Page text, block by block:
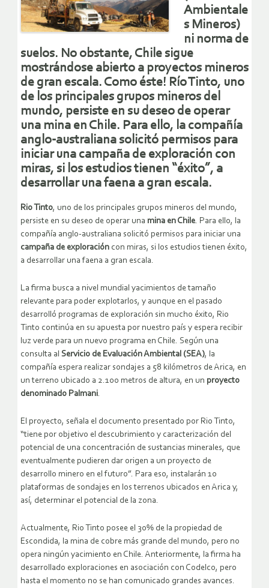
Ambientale
s Mineros)
ni norma de
suelos. No obstante, Chile sigue
mostrándose abierto a proyectos mineros
de gran escala. Como éste! Río Tinto, uno
de los principales grupos mineros del
mundo, persiste en su deseo de operar
una mina en Chile. Para ello, la compañía
anglo-australiana solicitó permisos para
iniciar una campaña de exploración con
miras, si los estudios tienen “éxito”, a
desarrollar una faena a gran escala.
Rio Tinto, uno de los principales grupos mineros del mundo,
persiste en su deseo de operar una mina en Chile. Para ello, la
compañía anglo-australiana solicitó permisos para iniciar una
campaña de exploración con miras, si los estudios tienen éxito,
a desarrollar una faena a gran escala.
La firma busca a nivel mundial yacimientos de tamaño
relevante para poder explotarlos, y aunque en el pasado
desarrolló programas de exploración sin mucho éxito, Rio
Tinto continúa en su apuesta por nuestro país y espera recibir
luz verde para un nuevo programa en Chile. Según una
consulta al Servicio de Evaluación Ambiental (SEA), la
compañía espera realizar sondajes a 58 kilómetros de Arica, en
un terreno ubicado a 2.100 metros de altura, en un proyecto
denominado Palmani.
El proyecto, señala el documento presentado por Rio Tinto,
“tiene por objetivo el descubrimiento y caracterización del
potencial de una concentración de sustancias minerales, que
eventualmente pudieren dar origen a un proyecto de
desarrollo minero en el futuro”. Para eso, instalarán 10
plataformas de sondajes en los terrenos ubicados en Arica y,
así, determinar el potencial de la zona.
Actualmente, Rio Tinto posee el 30% de la propiedad de
Escondida, la mina de cobre más grande del mundo, pero no
opera ningún yacimiento en Chile. Anteriormente, la firma ha
desarrollado exploraciones en asociación con Codelco, pero
hasta el momento no se han comunicado grandes avances.